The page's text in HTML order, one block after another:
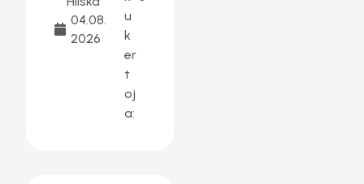
04.08.
2026
u
k
er
t
oj
a: